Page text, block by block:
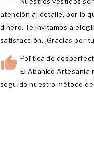
atención al detalle, por lo
dinero. Te invitamos a
satisfacción. ¡Gracias por
Política de
El Abanico Artesanía
seguido nuestro método de